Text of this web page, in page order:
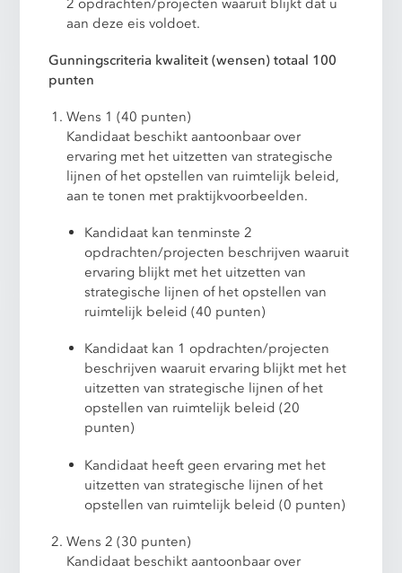
aan deze eis voldoet.
Gunningscriteria kwaliteit (wensen) totaal 100
punten
Wens 1 (40 punten)
Kandidaat beschikt aantoonbaar over
ervaring met het uitzetten van strategische
lijnen of het opstellen van ruimtelijk beleid,
aan te tonen met praktijkvoorbeelden.
Kandidaat kan tenminste 2
opdrachten/projecten beschrijven waaruit
ervaring blijkt met het uitzetten van
strategische lijnen of het opstellen van
ruimtelijk beleid (40 punten)
Kandidaat kan 1 opdrachten/projecten
beschrijven waaruit ervaring blijkt met het
uitzetten van strategische lijnen of het
opstellen van ruimtelijk beleid (20
punten)
Kandidaat heeft geen ervaring met het
uitzetten van strategische lijnen of het
opstellen van ruimtelijk beleid (0 punten)
Wens 2 (30 punten)
Kandidaat beschikt aantoonbaar over